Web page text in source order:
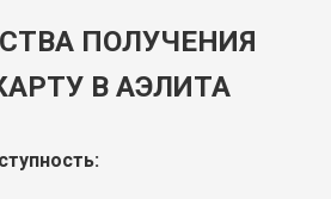
ПОЛУЧЕНИЯ
В АЭЛИТА